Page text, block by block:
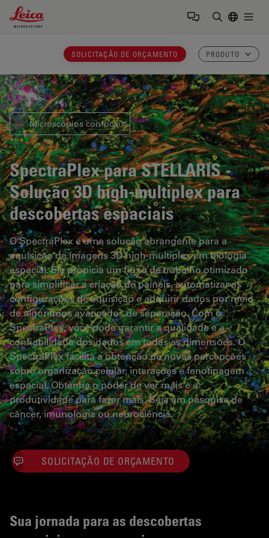
Leica Microsystems Logo
SOLICITAÇÃO DE ORÇAMENTO PRODUTO
⋯ Microscópios confocais
SpectraPlex para STELLARIS-
Solução 3D high-multiplex para
descobertas espaciais
O SpectraPlex é uma solução abrangente para a
aquisição de imagens 3D high-multiplex em biologia
espacial. Ele propicia um fluxo de trabalho otimizado
para simplificar a criação de painéis, automatizar as
configurações de aquisição e adquirir dados por meio
de algoritmos avançados de separação. Com o
SpectraPlex, você pode garantir a qualidade e a
confiabilidade dos dados em todas as dimensões. O
SpectraPlex facilita a obtenção de novas percepções
sobre organização celular, interações e fenotipagem
espacial. Obtenha o poder de ver mais e a
produtividade para fazer mais. Seja em pesquisa de
câncer, imunologia ou neurociência.
SOLICITAÇÃO DE ORÇAMENTO
Sua jornada para as descobertas